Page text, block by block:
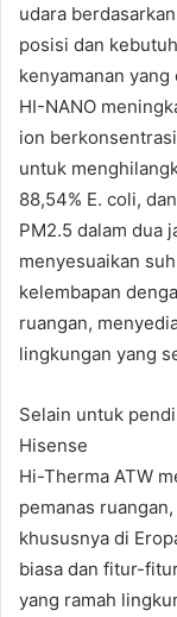
udara berdasarkan
posisi dan
kenyamanan
HI-NANO
ion
untuk
88,54% E. coli,
PM2.5 dalam dua
menyesuaikan
kelembapan
ruangan,
lingkungan yang
Selain untuk
Hisense
Hi-Therma ATW
pemanas ruangan,
khususnya di
biasa dan fitur-
yang ramah